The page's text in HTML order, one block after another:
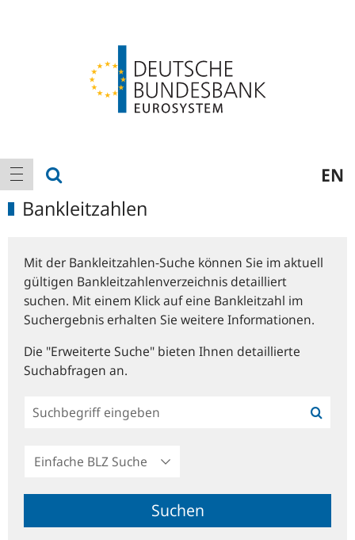
Hauptnavigation
Navigation anzeigen EN
Bankleitzahlen
Mit der Bankleitzahlen-Suche können Sie im aktuell
gültigen Bankleitzahlenverzeichnis detailliert
suchen. Mit einem Klick auf eine Bankleitzahl im
Suchergebnis erhalten Sie weitere Informationen.
Die "Erweiterte Suche" bieten Ihnen detaillierte
Suchabfragen an.
Einfache
Suche
Suchen